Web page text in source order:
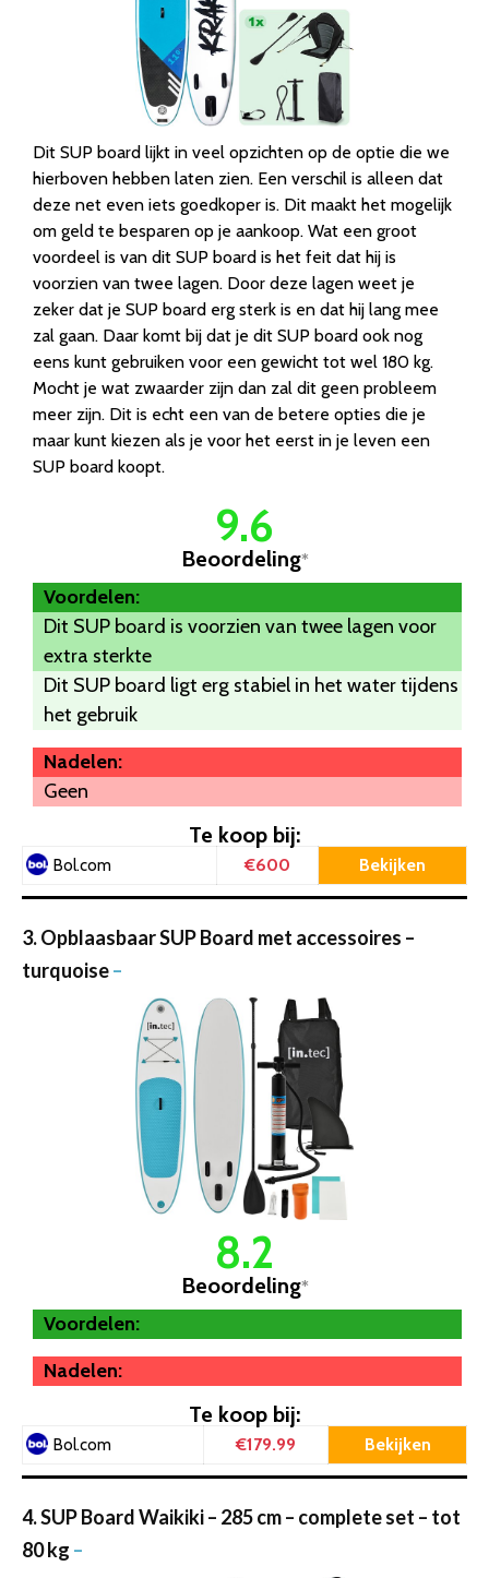
Dit SUP board lijkt in veel opzichten op de optie die we
hierboven hebben laten zien. Een verschil is alleen dat
deze net even iets goedkoper is. Dit maakt het mogelijk
om geld te besparen op je aankoop. Wat een groot
voordeel is van dit SUP board is het feit dat hij is
voorzien van twee lagen. Door deze lagen weet je
zeker dat je SUP board erg sterk is en dat hij lang mee
zal gaan. Daar komt bij dat je dit SUP board ook nog
eens kunt gebruiken voor een gewicht tot wel 180 kg.
Mocht je wat zwaarder zijn dan zal dit geen probleem
meer zijn. Dit is echt een van de betere opties die je
maar kunt kiezen als je voor het eerst in je leven een
SUP board koopt.
9.6
Beoordeling*
Voordelen:
Dit SUP board is voorzien van twee lagen voor
extra sterkte
Dit SUP board ligt erg stabiel in het water tijdens
het gebruik
Nadelen:
Geen
Te koop bij:
Bol.com €600 Bekijken
3. Opblaasbaar SUP Board met accessoires –
turquoise–
8.2
Beoordeling*
Voordelen:
Nadelen:
Te koop bij:
Bol.com €179.99 Bekijken
4. SUP Board Waikiki – 285 cm – complete set – tot
80 kg –